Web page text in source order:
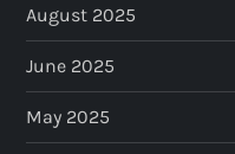
August 2025
June 2025
May 2025